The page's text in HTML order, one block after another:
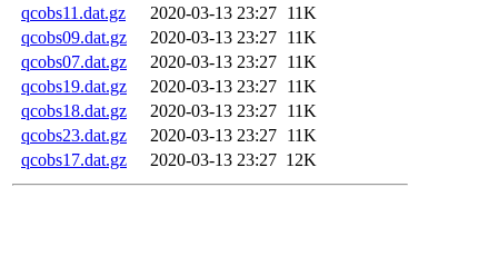
qcobs11.dat.gz
2020-03-13 23:27 11K
qcobs09.dat.gz
2020-03-13 23:27 11K
qcobs07.dat.gz
2020-03-13 23:27 11K
qcobs19.dat.gz
2020-03-13 23:27 11K
qcobs18.dat.gz
2020-03-13 23:27 11K
qcobs23.dat.gz
2020-03-13 23:27 11K
qcobs17.dat.gz
2020-03-13 23:27 12K